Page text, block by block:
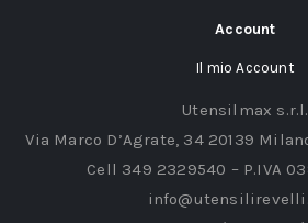
Account
Il mio Account
Utensilmax s.r.l.
Via Marco D’Agrate, 34 20139
Cell 349 2329540 – P.IVA